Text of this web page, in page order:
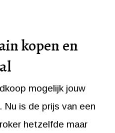
kopen en
mogelijk jouw
Nu is de prijs van een
hetzelfde maar